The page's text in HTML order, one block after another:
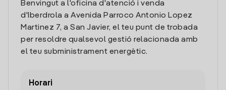
Benvingut a l'oficina d'atenció i venda
d'Iberdrola a Avenida Parroco Antonio Lopez
Martinez 7, a San Javier, el teu punt de trobada
per resoldre qualsevol gestió relacionada amb
el teu subministrament energètic.
Horari